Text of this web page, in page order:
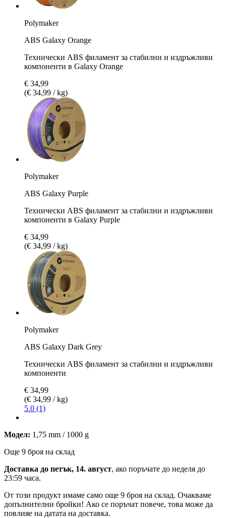
Polymaker
ABS Galaxy Orange
Технически ABS филамент за стабилни и издръжливи
компоненти в Galaxy Orange
€ 34,99
(€ 34,99 / kg)
Polymaker
ABS Galaxy Purple
Технически ABS филамент за стабилни и издръжливи
компоненти в Galaxy Purple
€ 34,99
(€ 34,99 / kg)
Polymaker
ABS Galaxy Dark Grey
Технически ABS филамент за стабилни и издръжливи
компоненти
€ 34,99
(€ 34,99 / kg)
5.0 (1)
Модел: 1,75 mm / 1000 g
Още 9 броя на склад
Доставка до петък, 14. август, ако поръчате до неделя до
23:59 часа.
От този продукт имаме само още 9 броя на склад. Очакваме
допълнителни бройки! Ако се поръчат повече, това може да
повлияе на датата на доставка.